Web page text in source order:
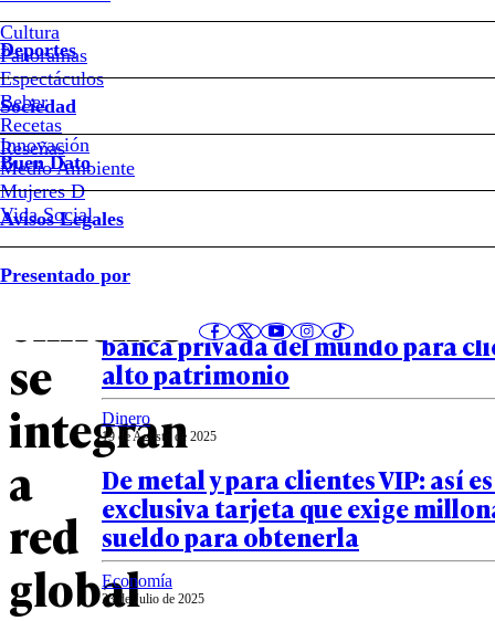
Cultura
Panoramas
Espectáculos
Beber
Recetas
Reseñas
Deportes
Sociedad
Innovación
Medio Ambiente
Mujeres D
Vida Social
Buen Dato
Avisos Legales
Presentado por
Santander
impulsa
liderazgo
femenino:
50
se
integran
a
red
global
Notas relacionadas
20 de Marzo de 2026
Santander es reconocido como
banca privada del mundo para
alto patrimonio
Dinero
19 de Agosto de 2025
De metal y para clientes VIP: así
exclusiva tarjeta que exige
sueldo para obtenerla
Economía
23 de Julio de 2025